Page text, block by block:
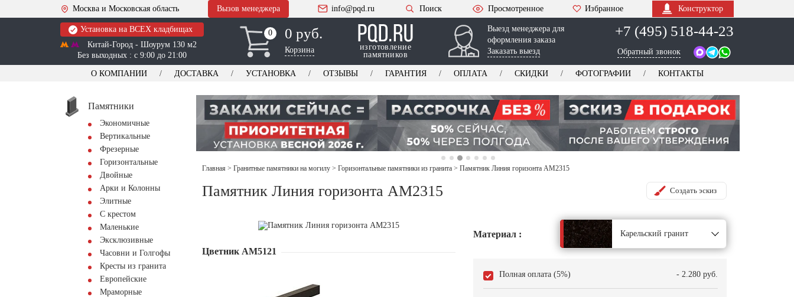
Москва и Московская область Вызов менеджера info@pqd.ru Поиск Просмотренное Избранное Конструктор
Установка на ВСЕХ кладбищах
Китай-Город - Шоурум 130 м2
Без выходных : с 9:00 до 21:00
0
0 0 руб.
Корзина
изготовление
памятников
Выезд менеджера для
оформления заказа
Заказать выезд
+7 (495) 518-44-23
Обратный звонок
О КОМПАНИИ ДОСТАВКА УСТАНОВКА ОТЗЫВЫ ГАРАНТИЯ ОПЛАТА СКИДКИ ФОТОГРАФИИ КОНТАКТЫ
Памятники
Экономичные
Вертикальные
Фрезерные
Горизонтальные
Двойные
Арки и Колонны
Элитные
С крестом
Маленькие
Эксклюзивные
Часовни и Голгофы
Кресты из гранита
Европейские
Мраморные
Главная > Гранитные памятники на могилу > Горизонтальные памятники из гранита > Памятник Линия горизонта AM2315
Памятник Линия горизонта AM2315 Создать эскиз
Цветник АМ5121
Материал : Карельский гранит
Полная оплата (5%) - 2.280 руб.